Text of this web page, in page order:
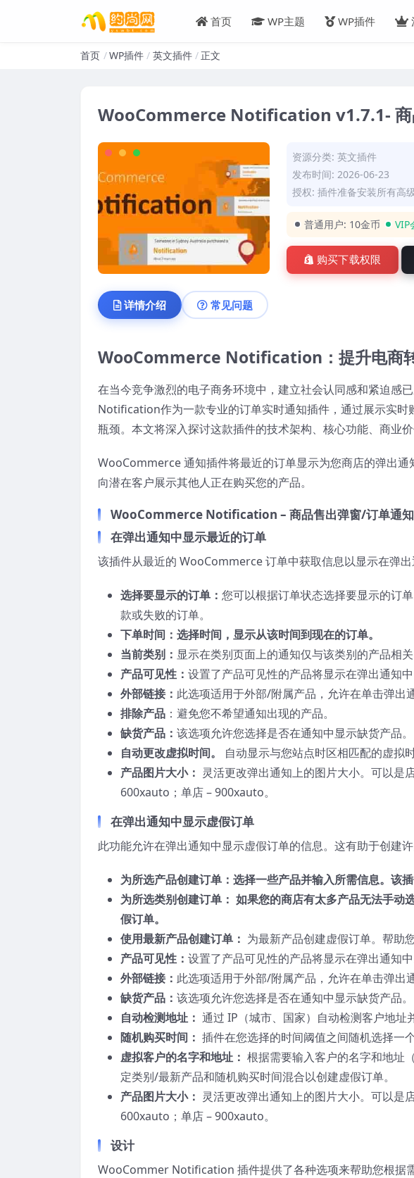
首页 WP主题 WP插件
首页 WP插件 英文插件 正文
WooCommerce Notification v1.7.1- 商
资源分类:英文插件
发布时间: 2026-06-23
授权: 插件准备安装所有高级
普通用户: 10金币
购买下载权限
详情介绍 常见问题
WooCommerce Notification：提升电商
在当今竞争激烈的电子商务环境中，建立社会认同感和紧迫感
Notification作为一款专业的订单实时通知插件，通过展示实
瓶颈。本文将深入探讨这款插件的技术架构、核心功能、商业
WooCommerce 通知插件将最近的订单显示为您商店的弹出
向潜在客户展示其他人正在购买您的产品。
WooCommerce Notification – 商品售出弹窗/订单通知
在弹出通知中显示最近的订单
该插件从最近的 WooCommerce 订单中获取信息以显示在弹出
选择要显示的订单： 您可以根据订单状态选择要显示的订
款或失败的订单。
下单时间：选择时间，显示从该时间到现在的订单。
当前类别： 显示在类别页面上的通知仅与该类别的产品相关
产品可见性： 设置了产品可见性的产品将显示在弹出通知中
外部链接： 此选项适用于外部/附属产品，允许在单击弹出
排除产品 ：避免您不希望通知出现的产品。
缺货产品： 该选项允许您选择是否在通知中显示缺货产品。
自动更改虚拟时间。 自动显示与您站点时区相匹配的虚拟
产品图片大小： 灵活更改弹出通知上的图片大小。可以
600xauto；单店 – 900xauto。
在弹出通知中显示虚假订单
此功能允许在弹出通知中显示虚假订单的信息。这有助于创建
为所选产品创建订单：选择一些产品并输入所需信息。该
为所选类别创建订单： 如果您的商店有太多产品无法手动
假订单。
使用最新产品创建订单： 为最新产品创建虚假订单。帮助
产品可见性： 设置了产品可见性的产品将显示在弹出通知中
外部链接： 此选项适用于外部/附属产品，允许在单击弹出
缺货产品： 该选项允许您选择是否在通知中显示缺货产品。
自动检测地址： 通过 IP（城市、国家）自动检测客户地址
随机购买时间： 插件在您选择的时间阈值之间随机选择一个
虚拟客户的名字和地址： 根据需要输入客户的名字和地址
定类别/最新产品和随机购买时间混合以创建虚假订单。
产品图片大小： 灵活更改弹出通知上的图片大小。可以
600xauto；单店 – 900xauto。
设计
WooCommer Notification 插件提供了各种选项来帮助您根据